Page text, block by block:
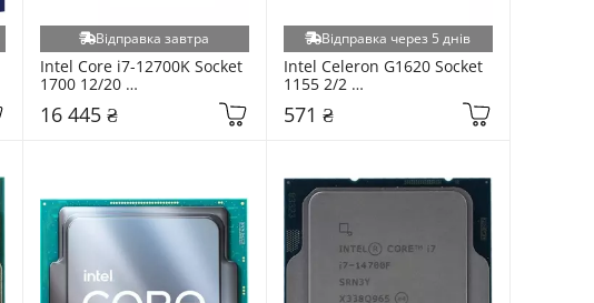
Відправка завтра
Intel Core i7-12700K Socket
1700 12/20
(CM8071504553828) Tray
16 445 ₴
Відправка через 5 днів
Intel Celeron G1620 Socket
1155 2/2
(CM8063701445001) Tray
571 ₴